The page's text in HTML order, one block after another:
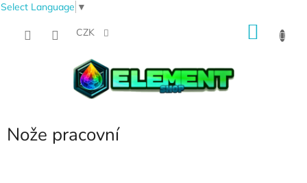
Select Language ▼
CZK
Nože pracovní